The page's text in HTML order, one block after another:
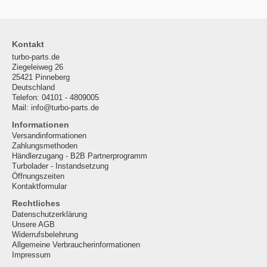
Kontakt
turbo-parts.de
Ziegeleiweg 26
25421 Pinneberg
Deutschland
Telefon: 04101 - 4809005
Mail: info@turbo-parts.de
Informationen
Versandinformationen
Zahlungsmethoden
Händlerzugang - B2B Partnerprogramm
Turbolader - Instandsetzung
Öffnungszeiten
Kontaktformular
Rechtliches
Datenschutzerklärung
Unsere AGB
Widerrufsbelehrung
Allgemeine Verbraucherinformationen
Impressum